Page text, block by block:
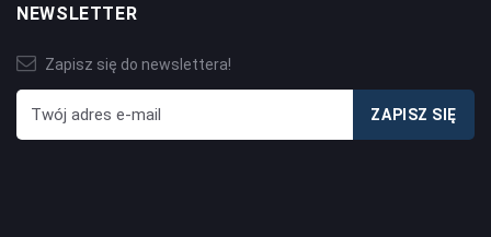
NEWSLETTER
Zapisz się do newslettera!